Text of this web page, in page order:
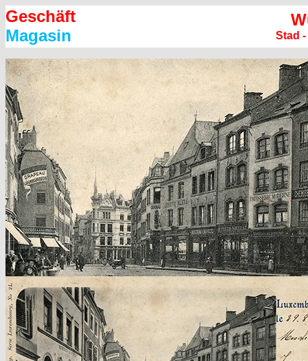
Geschäft
Magasin
Stad